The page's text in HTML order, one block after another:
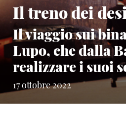
Il treno dei
Il viaggio sui
Lupo, che dalla
realizzare i suoi
17 ottobre 2022